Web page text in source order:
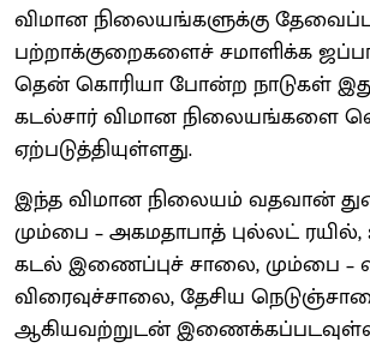
விமான நிலையங்களுக்கு
பற்றாக்குறைகளைச் சமாளிக்க
தென் கொரியா போன்ற நாடுகள்
கடல்சார் விமான நிலையங்களை
ஏற்படுத்தியுள்ளது.
இந்த விமான நிலையம் வதவான்
மும்பை – அகமதாபாத் புல்லட் ரயில்,
கடல் இணைப்புச் சாலை, மும்பை –
விரைவுச்சாலை, தேசிய
ஆகியவற்றுடன்